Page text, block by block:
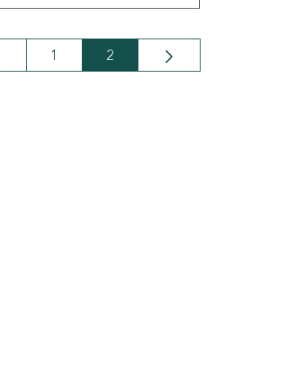
Seite
1 Seite
2